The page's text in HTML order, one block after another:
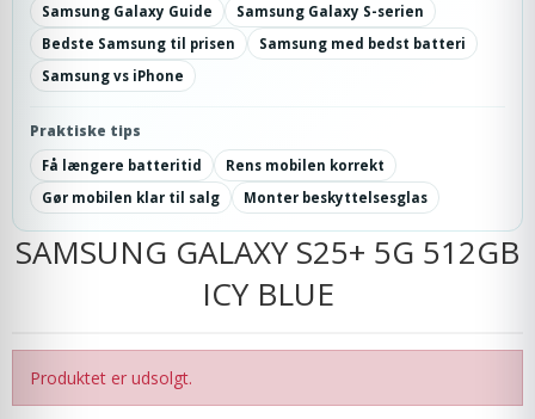
Samsung Galaxy Guide
Samsung Galaxy S-serien
Bedste Samsung til prisen
Samsung med bedst batteri
Samsung vs iPhone
Praktiske tips
Få længere batteritid
Rens mobilen korrekt
Gør mobilen klar til salg
Monter beskyttelsesglas
SAMSUNG GALAXY S25+ 5G 512GB
ICY BLUE
Produktet er udsolgt.